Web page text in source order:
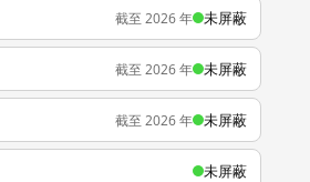
截至 2026 年 未屏蔽
截至 2026 年 未屏蔽
截至 2026 年 未屏蔽
未屏蔽